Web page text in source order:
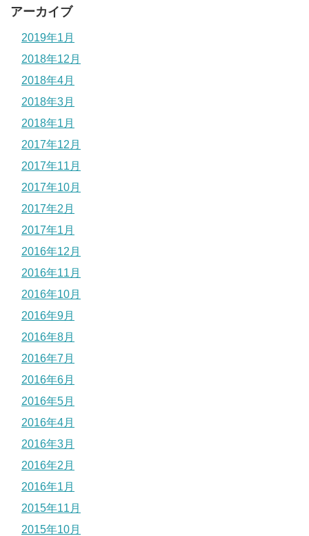
アーカイブ
2019年1月
2018年12月
2018年4月
2018年3月
2018年1月
2017年12月
2017年11月
2017年10月
2017年2月
2017年1月
2016年12月
2016年11月
2016年10月
2016年9月
2016年8月
2016年7月
2016年6月
2016年5月
2016年4月
2016年3月
2016年2月
2016年1月
2015年11月
2015年10月